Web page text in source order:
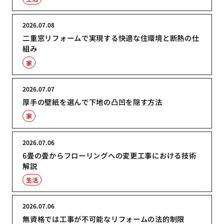
二重窓リフォームで実現する快適な住環境と断熱の仕
組み
2026.07.08
家
厚手の壁紙を選んで下地の凸凹を隠す方法
2026.07.07
家
6畳の畳からフローリングへの変更工事における技術
解説
2026.07.06
生活
無資格では工事が不可能なリフォームの法的制限
2026.07.06